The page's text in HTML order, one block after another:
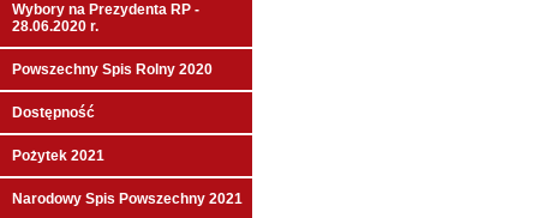
Wybory na Prezydenta RP -
28.06.2020 r.
Powszechny Spis Rolny 2020
Dostępność
Pożytek 2021
Narodowy Spis Powszechny 2021